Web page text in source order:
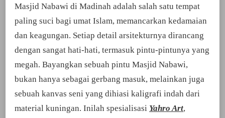
Masjid Nabawi di Madinah adalah salah satu tempat
paling suci bagi umat Islam, memancarkan kedamaian
dan keagungan. Setiap detail arsitekturnya dirancang
dengan sangat hati-hati, termasuk pintu-pintunya yang
megah. Bayangkan sebuah pintu Masjid Nabawi,
bukan hanya sebagai gerbang masuk, melainkan juga
sebuah kanvas seni yang dihiasi kaligrafi indah dari
material kuningan. Inilah spesialisasi Yahro Art,